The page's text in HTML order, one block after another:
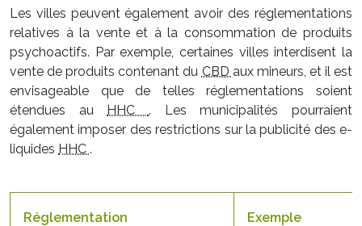
Les villes peuvent également avoir des réglementations
relatives à la vente et à la consommation de produits
psychoactifs. Par exemple, certaines villes interdisent la
vente de produits contenant du CBD aux mineurs, et il est
envisageable que de telles réglementations soient
étendues au HHC. Les municipalités pourraient
également imposer des restrictions sur la publicité des e-
liquides HHC .
Réglementation Exemple